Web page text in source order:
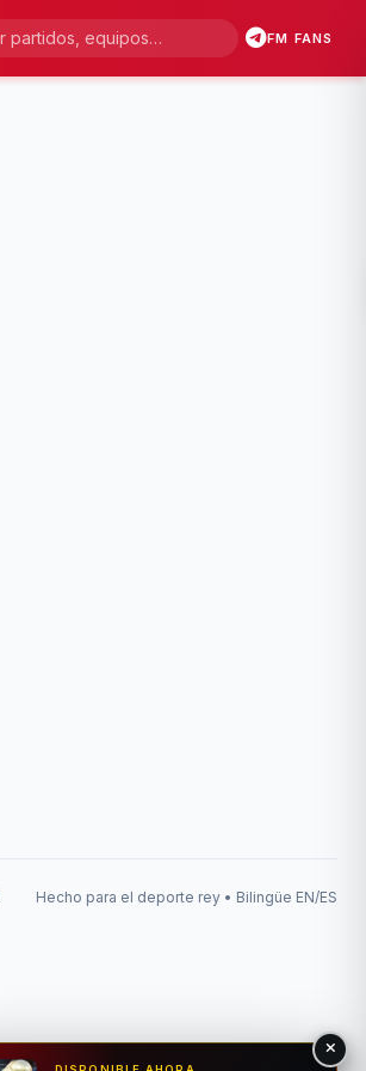
FM FANS
Hecho para el deporte rey • Bilingüe EN/ES